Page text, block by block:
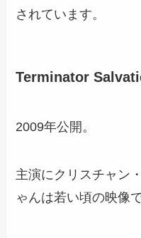
されています。
Terminator
2009年公開。
主演にクリスチャン
ゃんは若い頃の映像